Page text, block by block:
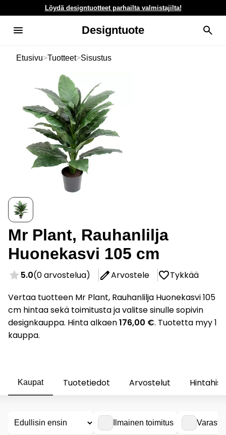
Löydä designtuotteet parhailta valmistajilta!
Designtuote
Etusivu>Tuotteet>Sisustus
Mr Plant, Rauhanlilja
Huonekasvi 105 cm
5.0(0 arvostelua) Arvostele
Tykkää
Vertaa tuotteen Mr Plant, Rauhanlilja Huonekasvi 105
cm hintaa sekä toimitusta ja valitse sinulle sopivin
designkauppa. Hinta alkaen176,00 €. Tuotetta myy 1
kauppa.
Kaupat Tuotetiedot Arvostelut
Ilmainen toimitus